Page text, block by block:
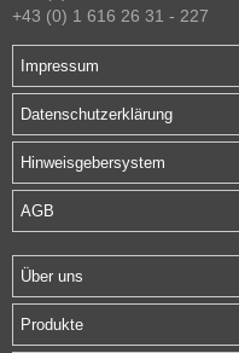
+43 (0) 1 616 26 31 - 227
Impressum
Datenschutzerklärung
Hinweisgebersystem
AGB
Über uns
Produkte